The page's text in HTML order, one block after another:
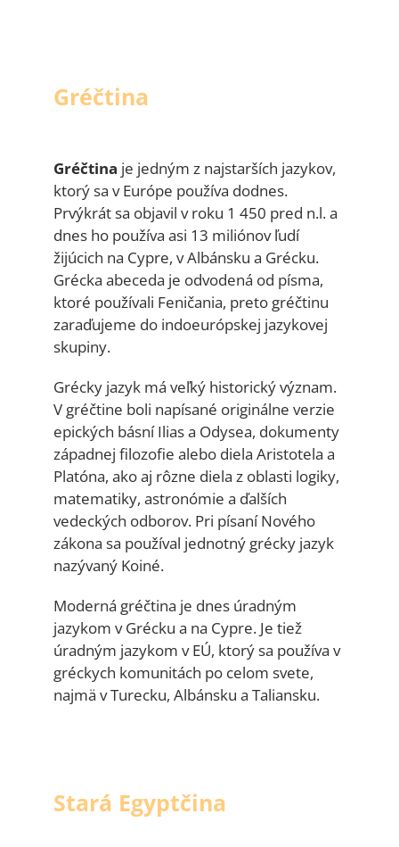
Gréčtina
Gréčtina je jedným z najstarších jazykov,
ktorý sa v Európe používa dodnes.
Prvýkrát sa objavil v roku 1 450 pred n.l. a
dnes ho používa asi 13 miliónov ľudí
žijúcich na Cypre, v Albánsku a Grécku.
Grécka abeceda je odvodená od písma,
ktoré používali Feničania, preto gréčtinu
zaraďujeme do indoeurópskej jazykovej
skupiny.
Grécky jazyk má veľký historický význam.
V gréčtine boli napísané originálne verzie
epických básní Ilias a Odysea, dokumenty
západnej filozofie alebo diela Aristotela a
Platóna, ako aj rôzne diela z oblasti logiky,
matematiky, astronómie a ďalších
vedeckých odborov. Pri písaní Nového
zákona sa používal jednotný grécky jazyk
nazývaný Koiné.
Moderná gréčtina je dnes úradným
jazykom v Grécku a na Cypre. Je tiež
úradným jazykom v EÚ, ktorý sa používa v
gréckych komunitách po celom svete,
najmä v Turecku, Albánsku a Taliansku.
Stará Egyptčina